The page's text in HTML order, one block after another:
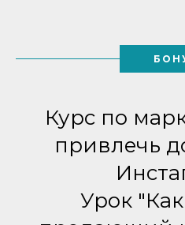
Курс по
привлечь
Урок